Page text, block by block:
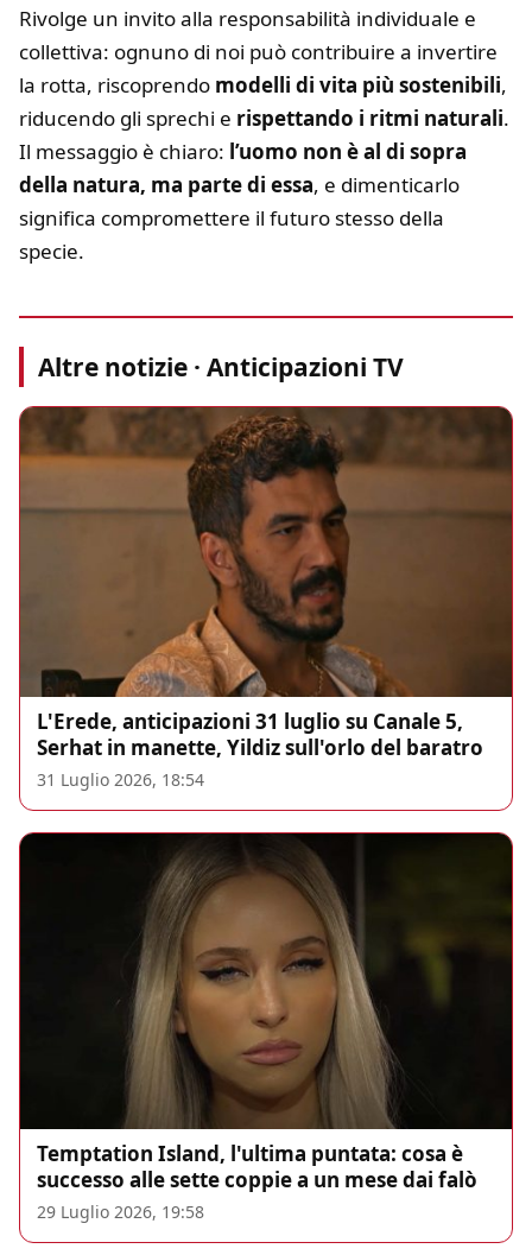
Rivolge un invito alla responsabilità individuale e
collettiva: ognuno di noi può contribuire a invertire
la rotta, riscoprendo modelli di vita più sostenibili,
riducendo gli sprechi e rispettando i ritmi naturali.
Il messaggio è chiaro: l’uomo non è al di sopra
della natura, ma parte di essa, e dimenticarlo
significa compromettere il futuro stesso della
specie.
Altre notizie · Anticipazioni TV
L'Erede, anticipazioni 31 luglio su Canale 5,
Serhat in manette, Yildiz sull'orlo del baratro
31 Luglio 2026, 18:54
Temptation Island, l'ultima puntata: cosa è
successo alle sette coppie a un mese dai falò
29 Luglio 2026, 19:58